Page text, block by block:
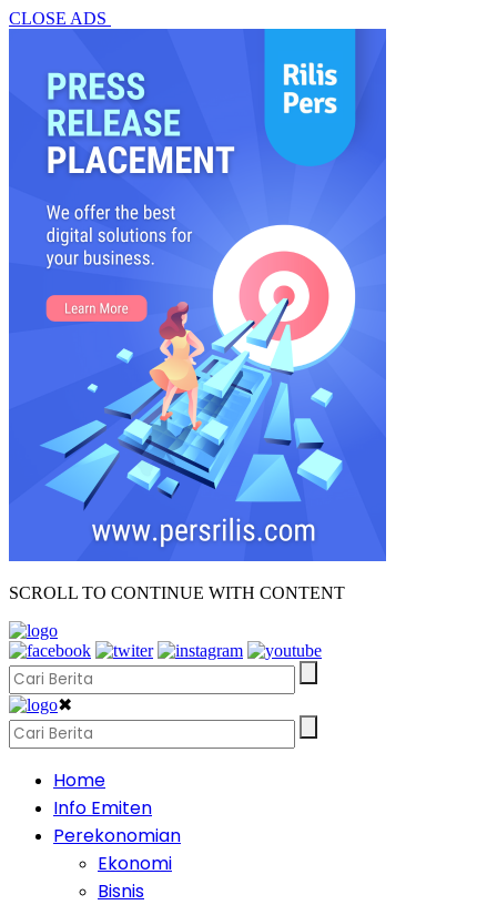
CLOSE ADS
SCROLL TO CONTINUE WITH CONTENT
✖
Home
Info Emiten
Perekonomian
Ekonomi
Bisnis